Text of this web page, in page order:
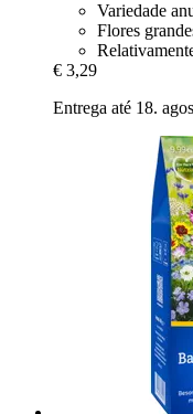
Variedade
Flores
€ 3,29
Entrega até 18.